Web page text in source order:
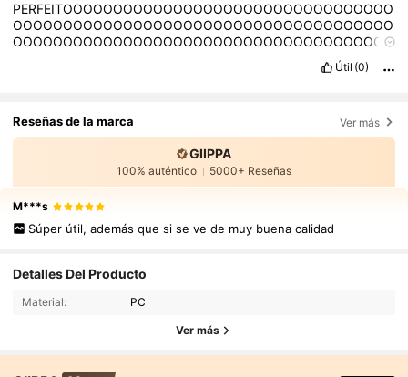
PERFEITOOOOOOOOOOOOOOOOOOOOOOOOOOOOOOOOO
OOOOOOOOOOOOOOOOOOOOOOOOOOOOOOOOOOOOOO
OOOOOOOOOOOOOOOOOOOOOOOOOOOOOOOOOOOOOO
Útil (0)
Reseñas de la marca Ver más
GIIPPA
100% auténtico 5000+ Reseñas
M***s
Súper útil, además que si se ve de muy buena calidad
Detalles Del Producto
Material: PC
Ver más